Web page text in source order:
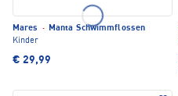
Mares · Manta Schwimmflossen
Kinder
€ 29,99